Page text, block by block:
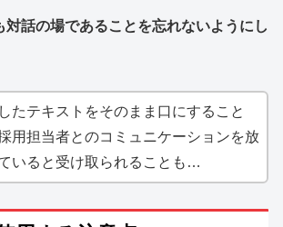
対話の場であることを忘れないようにし
たテキストをそのまま口にすること
用担当者とのコミュニケーションを放
いると受け取られることも…